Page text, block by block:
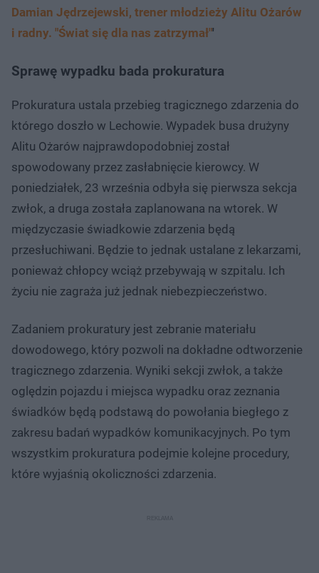
Damian Jędrzejewski, trener młodzieży Alitu Ożarów
i radny. "Świat się dla nas zatrzymał"'
Sprawę wypadku bada prokuratura
​Prokuratura ustala przebieg tragicznego zdarzenia do
którego doszło w Lechowie. Wypadek busa drużyny
Alitu Ożarów najprawdopodobniej został
spowodowany przez zasłabnięcie kierowcy. W
poniedziałek, 23 września odbyła się pierwsza sekcja
zwłok, a druga została zaplanowana na wtorek. W
międzyczasie świadkowie zdarzenia będą
przesłuchiwani. Będzie to jednak ustalane z lekarzami,
ponieważ chłopcy wciąż przebywają w szpitalu. Ich
życiu nie zagraża już jednak niebezpieczeństwo.
Zadaniem prokuratury jest zebranie materiału
dowodowego, który pozwoli na dokładne odtworzenie
tragicznego zdarzenia. Wyniki sekcji zwłok, a także
oględzin pojazdu i miejsca wypadku oraz zeznania
świadków będą podstawą do powołania biegłego z
zakresu badań wypadków komunikacyjnych. Po tym
wszystkim prokuratura podejmie kolejne procedury,
które wyjaśnią okoliczności zdarzenia.